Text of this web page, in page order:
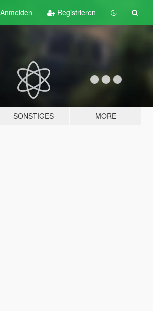
Anmelden Registrieren
SONSTIGES MORE